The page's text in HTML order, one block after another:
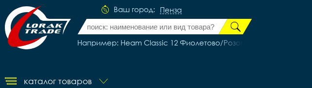
Ваш город: Пенза
Например: Heam Classic 12 Фиолетово/Розовый
каталог товаров